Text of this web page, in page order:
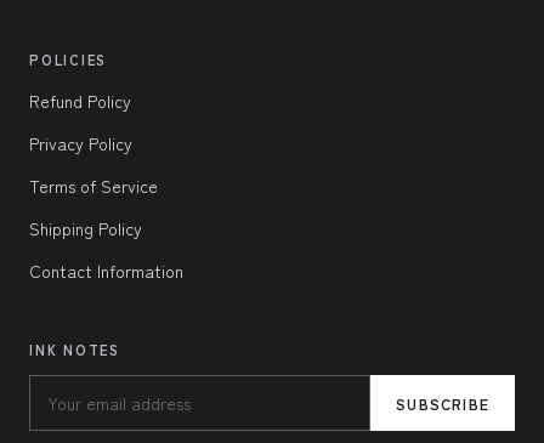
POLICIES
Refund Policy
Privacy Policy
Terms of Service
Shipping Policy
Contact Information
INK NOTES
SUBSCRIBE